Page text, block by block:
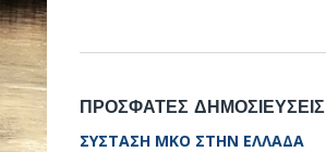
ΠΡΟΣΦΑΤΕΣ ΔΗΜΟΣΙΕΥΣΕΙΣ
ΣΥΣΤΑΣΗ ΜΚΟ ΣΤΗΝ ΕΛΛΑΔΑ